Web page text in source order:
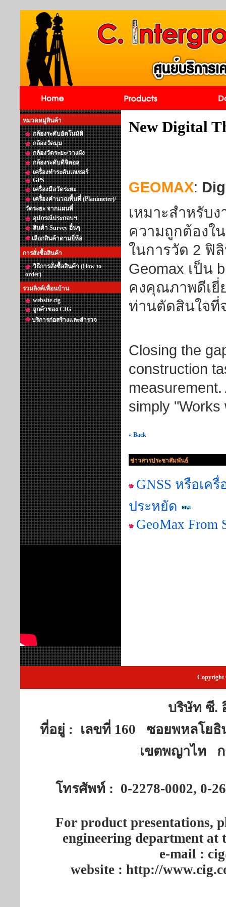
หมวดหมู่สินค้า
กล้องระดับอัตโนมัติ
กล้องวัดมุม
กล้องวัดระยะ/วางผัง
กล้องระดับดิจิตอล
เครื่องทำระดับเลเซอร์
GPS
เครื่องมือวัดระยะ
เครื่องคำนวณพื้นที่ (Planimeter)/
วัดระยะ จากแผนที่
อุปกรณ์ประกอบฯ
สินค้า Survey อื่นๆ
เลือกสินค้าตามยี่ห้อ
การสั่งซื้อสินค้า
วิธีการสั่งซื้อสินค้า (How to
order)
รวมลิงค์เพื่อนบ้าน
website cig
ลูกค้าของ CIG
บริการก่อสร้างและสำรวจ
New Digital
GEOMAX:
เหมาะสำหรับ
ความถูกต้องใ
ในการวัด 2 ฟิ
Geomax เป็น
คงคุณภาพดีเยี่
ท่านตัดสินใจที่
Closing the
construction
simply "Works
« Back
ข่าวสารประชาสัมพันธ์
GNSS หรือเค
ประหยัด
GeoMax From
Copyright
บริษัท ซี.
ที่อยู่ : เลขที่ 160 ซอยพหลโย
เขตพญาไท ก
โทรศัพท์ : 0-2278-0002, 0-
For product presentations,
engineering department at
e-mail :
website : http://